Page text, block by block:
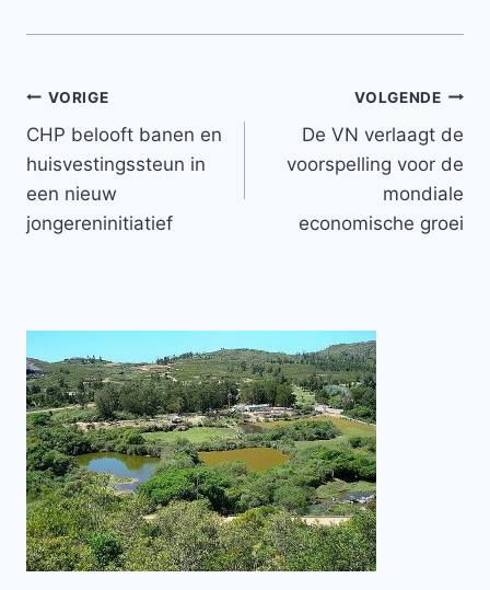
Bericht
navigatie
VORIGE
CHP belooft banen en
huisvestingssteun in
een nieuw
jongereninitiatief
VOLGENDE
De VN verlaagt de
voorspelling voor de
mondiale
economische groei